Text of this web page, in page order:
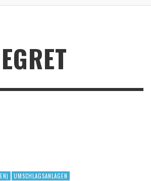
UMSCHLAGSANLAGEN